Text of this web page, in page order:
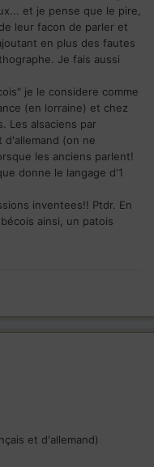
et je pense que le pire,
leur facon de parler et
en plus des fautes
Je fais aussi
je le considere comme
(en lorraine) et chez
Les alsaciens par
d'allemand (on ne
les anciens parlent!
donne le langage d'1
inventees!! Ptdr. En
ainsi, un patois
et d'allemand)